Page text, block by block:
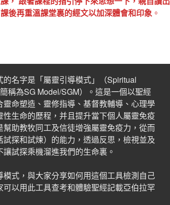
後再重溫課堂裏的經文以加深體會和印象 。
的名字是「屬靈引導模式」（Spiritual
稱為SG Model/SGM）。這是一個以聖經
命塑造、靈修指導、基督教輔導、心理學
性生命的歷程，并且提升當下個人屬靈免疫
幫助教牧同工及信徒增強屬靈免疫力，從而
探和試煉）的能力，透過反思，檢視並及
試探乘機溜進我們的生命裏。
式，與大家分享如何用這個工具檢測自己
可以用此工具查考和體驗聖經記載亞伯拉罕